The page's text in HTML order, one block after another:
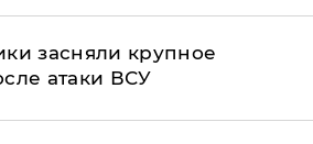
засняли крупное
атаки ВСУ